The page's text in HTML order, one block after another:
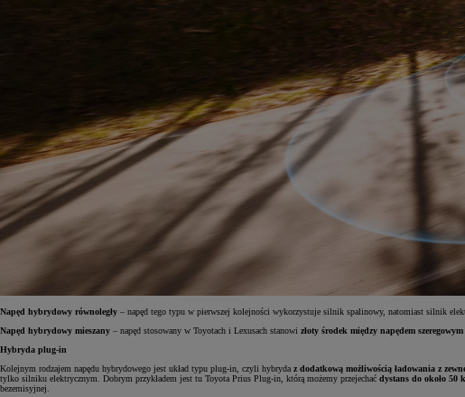
Napęd hybrydowy równoległy – napęd tego typu w pierwszej kolejności wykorzystuje silnik spalinowy, natomiast silnik
Napęd hybrydowy mieszany – napęd stosowany w Toyotach i Lexusach stanowi złoty środek między napędem
Hybryda plug-in
Kolejnym rodzajem napędu hybrydowego jest układ typu plug-in, czyli hybryda z dodatkową możliwością ładowania z
tylko silniku elektrycznym. Dobrym przykładem jest tu Toyota Prius Plug-in, którą możemy przejechać dystans do około 50
bezemisyjnej.